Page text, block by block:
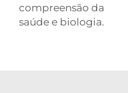
compreensão da
saúde e biologia.